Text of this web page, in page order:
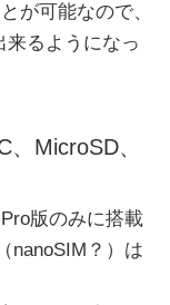
が可能なので、
るようになっ
MicroSD、
版のみに搭載
nanoSIM？）は